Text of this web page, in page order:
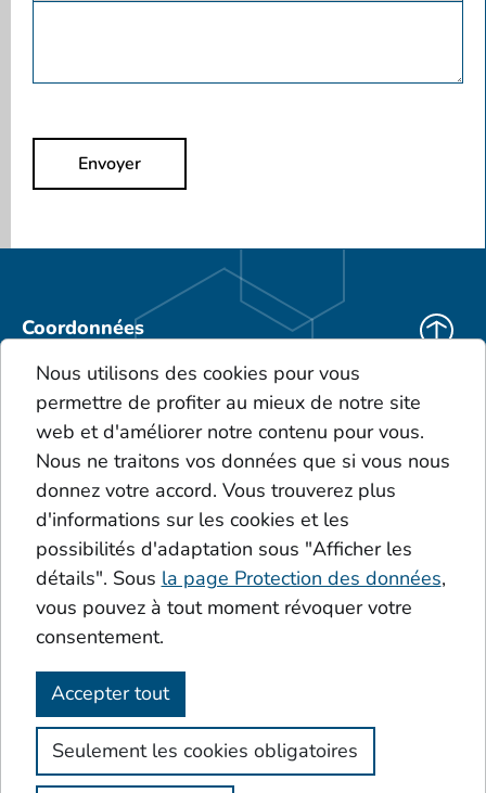
Envoyer
Coordonnées
KEBO Polska
Téléchargements
CGV
Le portefeuille de produits
Glossaire
Dépôts
Acides
Additive
Le cercle de Sinner
Mentions légales
Protection des données
Accessibilité
Nous utilisons des cookies pour vous
permettre de profiter au mieux de notre site
web et d'améliorer notre contenu pour vous.
Nous ne traitons vos données que si vous nous
donnez votre accord. Vous trouverez plus
d'informations sur les cookies et les
possibilités d'adaptation sous "Afficher les
détails". Sous la page Protection des données,
vous pouvez à tout moment révoquer votre
consentement.
Accepter tout
Seulement les cookies obligatoires